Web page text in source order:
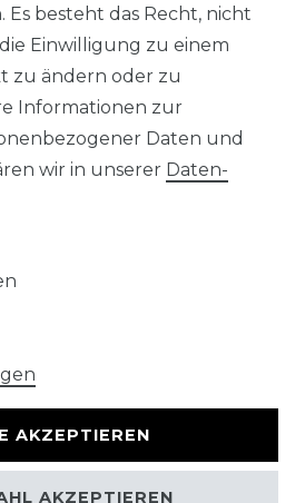
Kontakt
besteht das Recht, nicht
Einwilligung zu einem
zu ändern oder zu
Informationen zur
Daten und
wir in unserer Daten­
AKZEPTIEREN
AKZEPTIEREN